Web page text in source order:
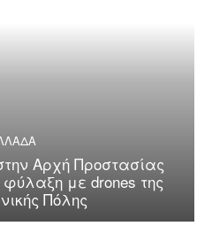
Αρχή Προστασίας
με drones της
Πόλης